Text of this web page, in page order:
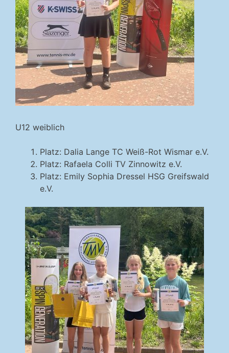
U12 weiblich
Platz: Dalia Lange TC Weiß-Rot Wismar e.V.
Platz: Rafaela Colli TV Zinnowitz e.V.
Platz: Emily Sophia Dressel HSG Greifswald
e.V.